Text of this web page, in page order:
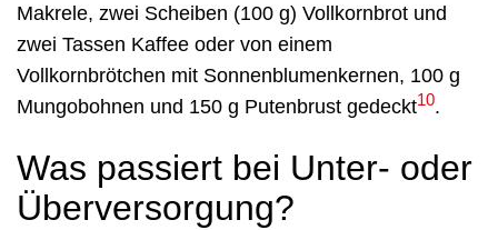
Makrele, zwei Scheiben (100 g) Vollkornbrot und
zwei Tassen Kaffee oder von einem
Vollkornbrötchen mit Sonnenblumenkernen, 100 g
Mungobohnen und 150 g Putenbrust gedeckt10.
Was passiert bei Unter- oder
Überversorgung?